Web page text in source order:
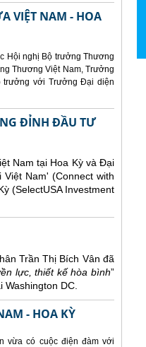
VIỆT NAM - HOA
Hội nghị Bộ trưởng Thương
Thương Việt Nam, Trưởng
trưởng với Trưởng Đại diện
ĐỈNH ĐẦU TƯ
Nam tại Hoa Kỳ và Đại
Nam' (Connect with
(SelectUSA Investment
Trần Thị Bích Vân đã
lực, thiết kế hòa bình”
DC.
- HOA KỲ
vừa có cuộc điện đàm với